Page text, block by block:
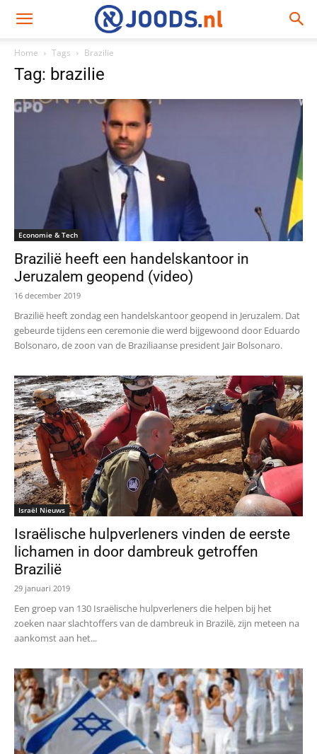
Home Tags Brazilie
Tag: brazilie
Economie & Tech
Brazilië heeft een handelskantoor in
Jeruzalem geopend (video)
16 december 2019
Brazilië heeft zondag een handelskantoor geopend in Jeruzalem. Dat
gebeurde tijdens een ceremonie die werd bijgewoond door Eduardo
Bolsonaro, de zoon van de Braziliaanse president Jair Bolsonaro.
Israël Nieuws
Israëlische hulpverleners vinden de eerste
lichamen in door dambreuk getroffen
Brazilië
29 januari 2019
Een groep van 130 Israëlische hulpverleners die helpen bij het
zoeken naar slachtoffers van de dambreuk in Brazilë, zijn meteen na
aankomst aan het...